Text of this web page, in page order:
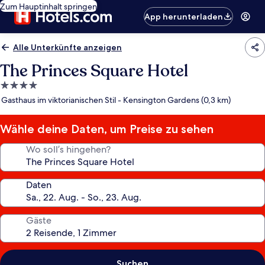
Zum Hauptinhalt springen
App herunterladen
Alle Unterkünfte anzeigen
The Princes Square Hotel
4.0-
Sterne-
Gasthaus im viktorianischen Stil - Kensington Gardens (0,3 km)
Wähle deine Daten, um Preise zu sehen
Wo soll’s hingehen?
Daten
Gäste